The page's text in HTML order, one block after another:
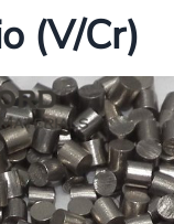
Deutsch
Français
Italiano
日本語
Русский
한국어
(V/Cr)